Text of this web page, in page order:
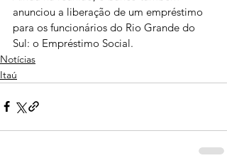
anunciou a liberação de um empréstimo
para os funcionários do Rio Grande do
Sul: o Empréstimo Social.
Notícias
Itaú